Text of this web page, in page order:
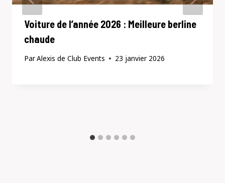
Voiture de l’année 2026 : Meilleure berline
chaude
ParAlexis de Club Events 23 janvier 2026